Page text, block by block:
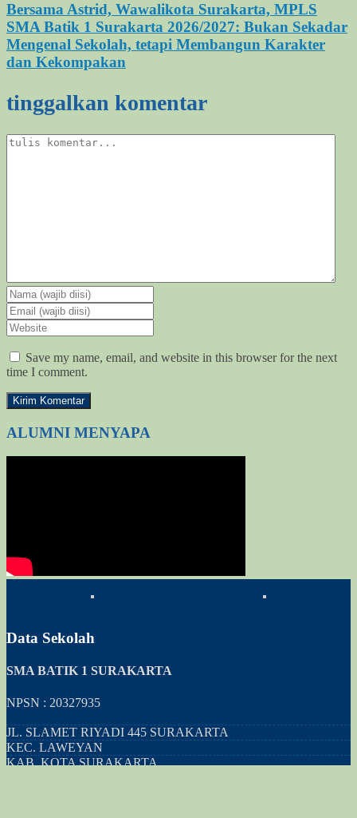
Bersama Astrid, Wawalikota Surakarta, MPLS
SMA Batik 1 Surakarta 2026/2027: Bukan Sekadar
Mengenal Sekolah, tetapi Membangun Karakter
dan Kekompakan
tinggalkan komentar
Save my name, email, and website in this browser for the next
time I comment.
ALUMNI MENYAPA
Data Sekolah
SMA BATIK 1 SURAKARTA
NPSN : 20327935
JL. SLAMET RIYADI 445 SURAKARTA
KEC. LAWEYAN
KAB.KOTA SURAKARTA